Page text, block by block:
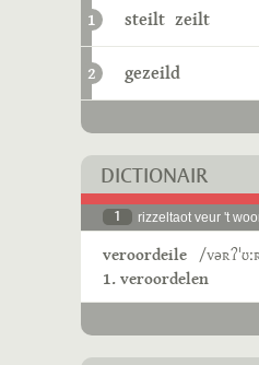
1 steilt zeilt
2 gezeild
DICTIONAIR
1 rizzeltaot veur 't
veroordeile /
1. veroordelen